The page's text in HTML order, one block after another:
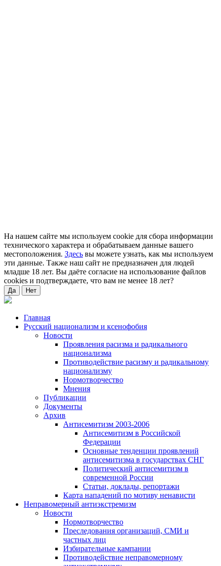
На нашем сайте мы используем cookie для сбора информации
технического характера и обрабатываем данные вашего
местоположения. Здесь вы можете узнать, как мы используем
эти данные. Также наш сайт не предназначен для людей
младше 18 лет. Вы даёте согласие на использование файлов
cookies и подтверждаете, что вам не менее 18 лет?
Да Нет
Главная
Русский национализм и ксенофобия
Новости
Проявления расизма и радикального
национализма
Противодействие расизму и радикальному
национализму
Нормотворчество
Мнения
Публикации
Документы
Архив
Антисемитизм 2003-2006
Антисемитизм в Российской
Федерации
Основные тенденции проявлений
антисемитизма в государствах СНГ
Политический антисемитизм в
современной России
Статьи, доклады, репортажи
Карта нападений по мотиву ненависти
Неправомерный антиэкстремизм
Новости
Нормотворчество
Преследования организаций, СМИ и
частных лиц
Избирательные кампании
Противодействие неправомерному